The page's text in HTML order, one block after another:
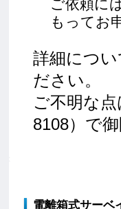
ご依頼に
もってお
詳細につ
ださい。
ご不明な
8108）で
電離箱式サーベ